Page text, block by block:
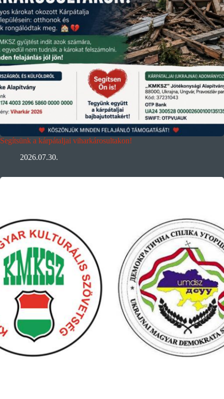
Segítsünk a kárpátaljai viharkárosultakon!
2026.07.30.